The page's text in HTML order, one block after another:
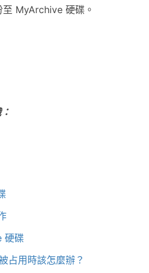
MyArchive 硬碟。
硬碟
占用時該怎麼辦？